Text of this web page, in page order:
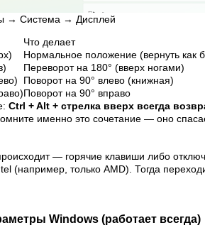
→ Система → Дисплей
Что делает
Нормальное положение (вернуть как
Переворот на 180° (вверх ногами)
Поворот на 90° влево (книжная)
Поворот на 90° вправо
Ctrl + Alt + стрелка вверх всегда
именно это сочетание — оно
— горячие клавиши либо
(например, только AMD). Тогда
Windows (работает всегда)